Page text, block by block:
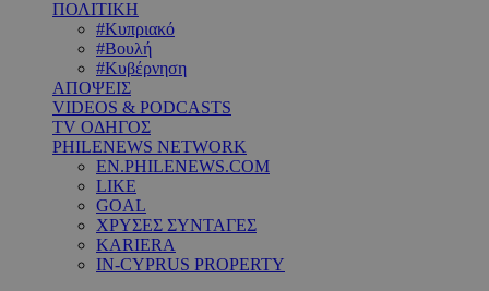
ΠΟΛΙΤΙΚΗ
#Κυπριακό
#Βουλή
#Κυβέρνηση
ΑΠΟΨΕΙΣ
VIDEOS & PODCASTS
TV ΟΔΗΓΟΣ
PHILENEWS NETWORK
EN.PHILENEWS.COM
LIKE
GOAL
ΧΡΥΣΕΣ ΣΥΝΤΑΓΕΣ
KARIERA
IN-CYPRUS PROPERTY